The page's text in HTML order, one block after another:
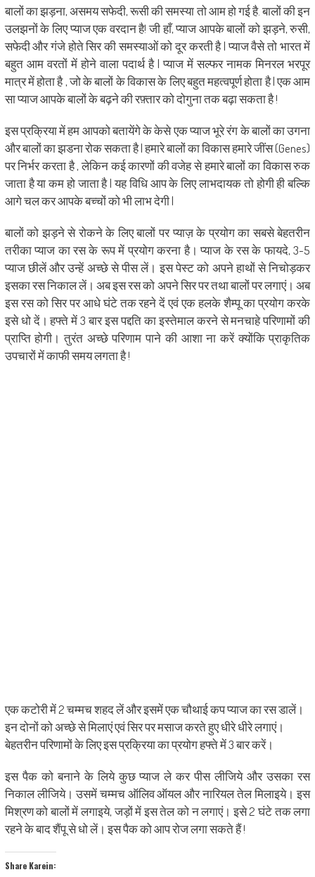
new
window)
new
window)
new
window)
new
window)
new
window)
new
window)
new
window)
new
Pinterest
(Opens
in
new
window)
to
a
friend
(Opens
in
new
window)
बालों का झड़ना, असमय सफेदी, रूसी की समस्या तो आम हो गई है. बालों की इन
उलझनों के लिए प्याज एक वरदान है! जी हाँ, प्याज आपके बालों को झड़ने, रुसी,
सफेदी और गंजे होते सिर की समस्याओं को दूर करती है | प्याज वैसे तो भारत में
बहुत आम वरतों में होने वाला पदार्थ है | प्याज में सल्फर नामक मिनरल भरपूर
मात्र में होता है , जो के बालों के विकास के लिए बहुत महत्वपूर्ण होता है | एक आम
सा प्याज आपके बालों के बढ़ने की रफ़्तार को दोगुना तक बढ़ा सकता है !
इस प्रक्रिया में हम आपको बतायेंगे के केसे एक प्याज भूरे रंग के बालों का उगना
और बालों का झडना रोक सकता है | हमारे बालों का विकास हमारे जींस (Genes)
पर निर्भर करता है , लेकिन कई कारणों की वजेह से हमारे बालों का विकास रुक
जाता है या कम हो जाता है | यह विधि आप के लिए लाभदायक तो होगी ही बल्कि
आगे चल कर आपके बच्चों को भी लाभ देगी |
बालों को झड़ने से रोकने के लिए बालों पर प्याज़ के प्रयोग का सबसे बेहतरीन
तरीका प्याज का रस के रूप में प्रयोग करना है। प्याज के रस के फायदे, 3-5
प्याज छीलें और उन्हें अच्छे से पीस लें। इस पेस्ट को अपने हाथों से निचोड़कर
इसका रस निकाल लें। अब इस रस को अपने सिर पर तथा बालों पर लगाएं। अब
इस रस को सिर पर आधे घंटे तक रहने दें एवं एक हलके शैम्पू का प्रयोग करके
इसे धो दें। हफ्ते में 3 बार इस पद्दति का इस्तेमाल करने से मनचाहे परिणामों की
प्राप्ति होगी। तुरंत अच्छे परिणाम पाने की आशा ना करें क्योंकि प्राकृतिक
उपचारों में काफी समय लगता है !
एक कटोरी में 2 चम्मच शहद लें और इसमें एक चौथाई कप प्याज का रस डालें।
इन दोनों को अच्छे से मिलाएं एवं सिर पर मसाज करते हुए धीरे धीरे लगाएं।
बेहतरीन परिणामों के लिए इस प्रक्रिया का प्रयोग हफ्ते में 3 बार करें।
इस पैक को बनाने के लिये कुछ प्‍याज ले कर पीस लीजिये और उसका रस
निकाल लीजिये। उसमें चम्‍मच ऑलिव ऑयल और नारियल तेल मिलाइये। इस
मिश्रण को बालों में लगाइये, जड़ों में इस तेल को न लगाएं। इसे 2 घंटे तक लगा
रहने के बाद शैंपू से धो लें। इस पैक को आप रोज लगा सकते हैं !
Share Karein: